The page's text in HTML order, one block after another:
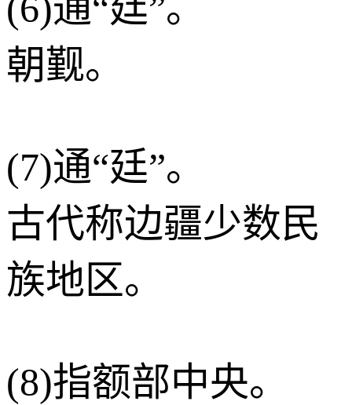
朝觐。
(7)通“廷”。
古代称边疆少数民
族地区。
(8)指额部中央。